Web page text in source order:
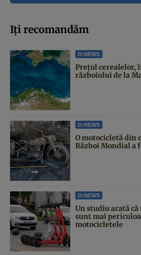
Iți recomandăm
D:NEWS
Prețul cerealelor,
războiului de la
D:NEWS
O motocicletă din
Război Mondial a
D:NEWS
Un studiu arată
sunt mai
motocicletele